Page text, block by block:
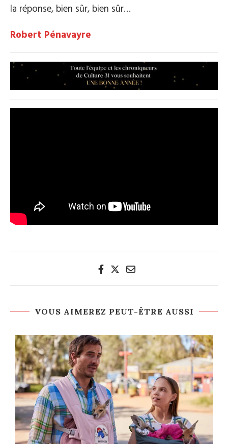
la réponse, bien sûr, bien sûr…
Robert Pénavayre
VOUS AIMEREZ PEUT-ÊTRE AUSSI